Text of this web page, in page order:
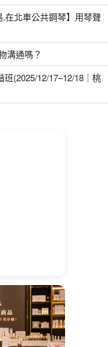
在北車公共鋼琴】用琴聲
溝通嗎？
(2025/12/17–12/18｜桃